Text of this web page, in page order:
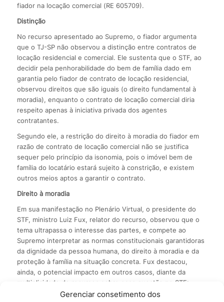
Gerenciar consetimento dos
fiador na locação comercial (RE 605709).
Distinção
No recurso apresentado ao Supremo, o fiador argumenta
que o TJ-SP não observou a distinção entre contratos de
locação residencial e comercial. Ele sustenta que o STF, ao
decidir pela penhorabilidade do bem de família dado em
garantia pelo fiador de contrato de locação residencial,
observou direitos que são iguais (o direito fundamental à
moradia), enquanto o contrato de locação comercial diria
respeito apenas à iniciativa privada dos agentes
contratantes.
Segundo ele, a restrição do direito à moradia do fiador em
razão de contrato de locação comercial não se justifica
sequer pelo princípio da isonomia, pois o imóvel bem de
família do locatário estará sujeito à constrição, e existem
outros meios aptos a garantir o contrato.
Direito à moradia
Em sua manifestação no Plenário Virtual, o presidente do
STF, ministro Luiz Fux, relator do recurso, observou que o
tema ultrapassa o interesse das partes, e compete ao
Supremo interpretar as normas constitucionais garantidoras
da dignidade da pessoa humana, do direito à moradia e da
proteção à família na situação concreta. Fux destacou,
ainda, o potencial impacto em outros casos, diante da
multiplicidade de recursos sobre essa questão no STF:
desde maio de 2020, foram admitidos 146 recursos